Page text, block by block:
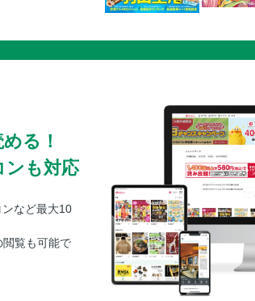
る！
ンも対応
など最大10
覧も可能で